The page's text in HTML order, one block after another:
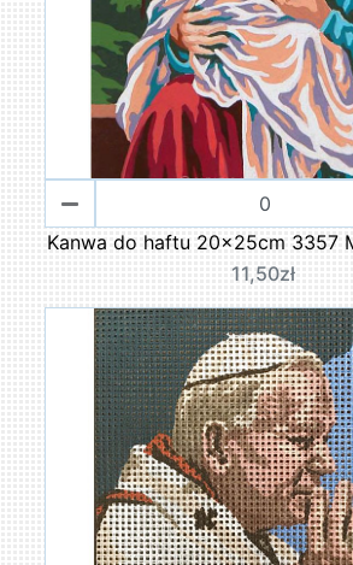
Kanwa do haftu 20x25cm 3357
11,50zł